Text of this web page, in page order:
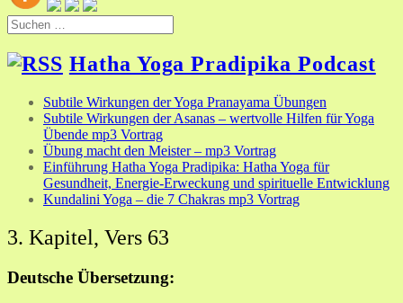
Suchen
nach:
Hatha Yoga Pradipika Podcast
Subtile Wirkungen der Yoga Pranayama Übungen
Subtile Wirkungen der Asanas – wertvolle Hilfen für Yoga
Übende mp3 Vortrag
Übung macht den Meister – mp3 Vortrag
Einführung Hatha Yoga Pradipika: Hatha Yoga für
Gesundheit, Energie-Erweckung und spirituelle Entwicklung
Kundalini Yoga – die 7 Chakras mp3 Vortrag
3. Kapitel, Vers 63
Deutsche Übersetzung: